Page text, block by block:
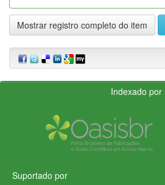
Mostrar registro completo do item
Indexado por
Suportado por